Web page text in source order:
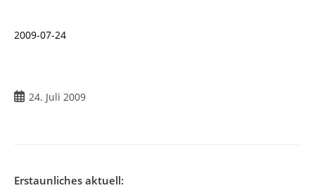
2009-07-24
Beitrag
24. Juli 2009
Erstaunliches aktuell: